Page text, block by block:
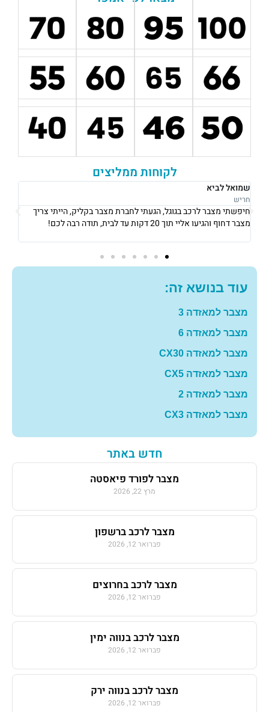
לקוחות ממליצים
רבקה לוי
בבוקר, הגיעו אליי תוך 10 דקות והחליפו לי מצבר עם מחיר מאוד הוגן!
עוד בנושא זה:
מצבר למאזדה 3
מצבר למאזדה 6
מצבר למאזדה CX30
מצבר למאזדה CX5
מצבר למאזדה 2
מצבר למאזדה CX3
חדש באתר
מצבר לפורד פיאסטה
מרץ 22, 2026
מצבר לרכב ברשפון
פברואר 12, 2026
מצבר לרכב בחרוצים
פברואר 12, 2026
מצבר לרכב בנווה ימין
פברואר 12, 2026
מצבר לרכב בנווה ירק
פברואר 12, 2026